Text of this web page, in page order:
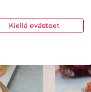
Kiellä evästeet